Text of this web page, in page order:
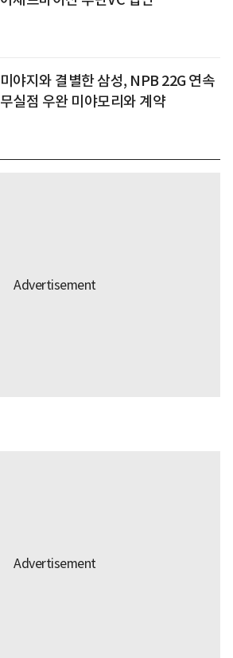
미야지와 결별한 삼성, NPB 22G 연속
무실점 우완 미야모리와 계약